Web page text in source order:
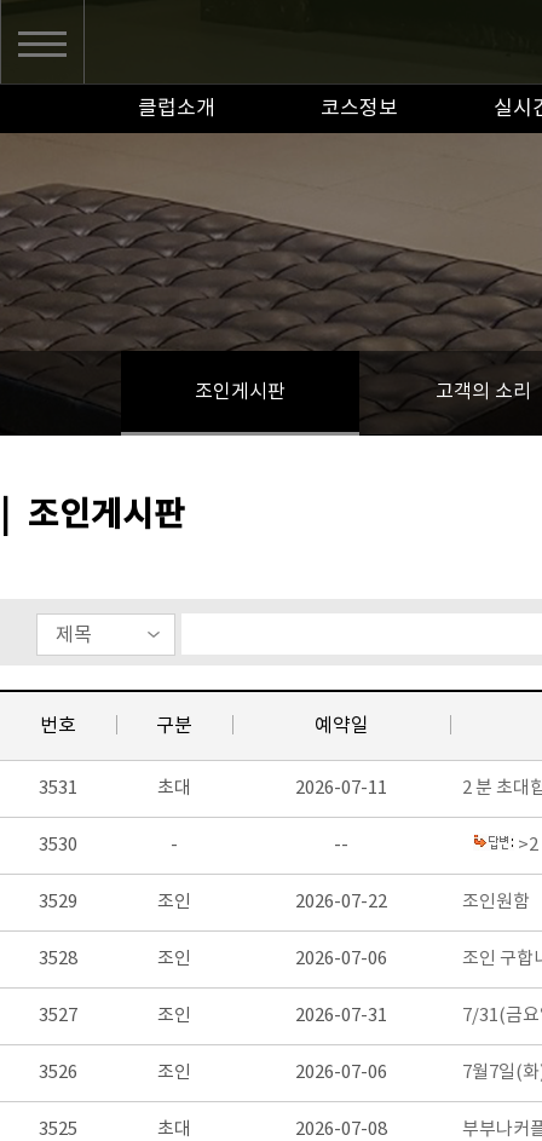
클럽소개 코스정보 실시
조인게시판 고객의 소리
조인게시판
번호 구분 예약일
3531 초대 2026-07-11 2 분 초대
3530 - -- >2
3529 조인 2026-07-22 조인원함
3528 조인 2026-07-06 조인 구합
3527 조인 2026-07-31 7/31(금요
3526 조인 2026-07-06 7월7일(
3525 초대 2026-07-08 부부나커